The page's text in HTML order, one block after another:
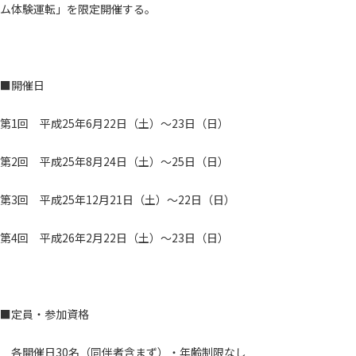
ム体験運転」を限定開催する。
■開催日
第1回 平成25年6月22日（土）～23日（日）
第2回 平成25年8月24日（土）～25日（日）
第3回 平成25年12月21日（土）～22日（日）
第4回 平成26年2月22日（土）～23日（日）
■定員・参加資格
各開催日30名（同伴者含まず）・年齢制限なし